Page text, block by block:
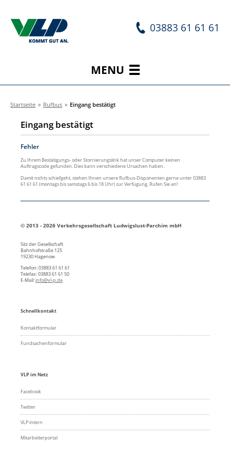
03883 61 61 61
MENU
Startseite » Rufbus » Eingang bestätigt
Eingang bestätigt
Fehler
Zu Ihrem Bestätigungs- oder Stornierungslink hat unser Computer keinen
Auftragscode gefunden. Dies kann verschiedene Ursachen haben.
Damit nichts schiefgeht, stehen Ihnen unsere Rufbus-Disponenten gerne unter 03883
61 61 61 (montags bis samstags 6 bis 18 Uhr) zur Verfügung. Rufen Sie an!
© 2013 - 2026 Verkehrsgesellschaft Ludwigslust-Parchim mbH
Sitz der Gesellschaft
Bahnhofstraße 125
19230 Hagenow
Telefon: 03883 61 61 61
Telefax: 03883 61 61 50
E-Mail:info@vl-p.de
Schnellkontakt
Kontaktformular
Fundsachenformular
VLP im Netz
Facebook
Twitter
VLP intern
Mitarbeiterportal